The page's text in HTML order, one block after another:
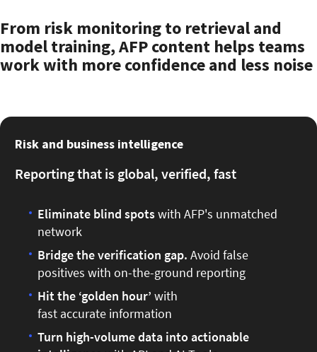
From risk monitoring to retrieval and
model training, AFP content helps teams
work with more confidence and less noise
Risk and business intelligence
Reporting that is global, verified, fast
Eliminate blind spotswith AFP's unmatched
network
Bridge the verification gap. Avoid false
positives with on-the-ground reporting
Hit the ‘golden hour’ with
fast accurate information
Turn high-volume data into actionable